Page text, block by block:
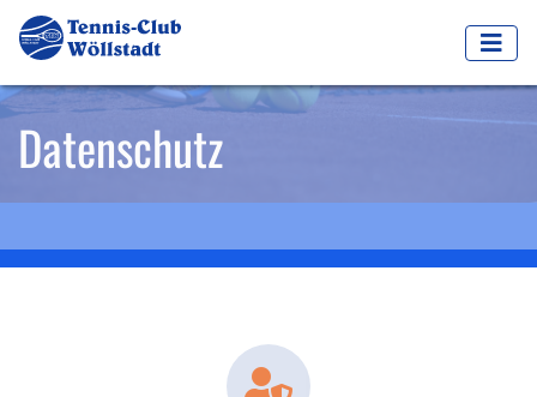
Datenschutz